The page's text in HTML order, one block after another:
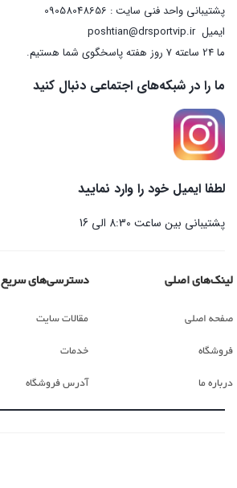
پشتیبانی واحد فنی سایت : 09058048656
ایمیلposhtian@drsportvip.ir
ما 24 ساعته 7 روز هفته پاسخگوی شما هستیم.
ما را در شبکه‌های اجتماعی دنبال کنید
لطفا ایمیل خود را وارد نمایید
پشتیبانی بین ساعت 8:30 الی 16
لینک‌های اصلی
صفحه اصلی
فروشگاه
درباره ما
دسترسی‌های سریع
مقالات سایت
خدمات
آدرس فروشگاه